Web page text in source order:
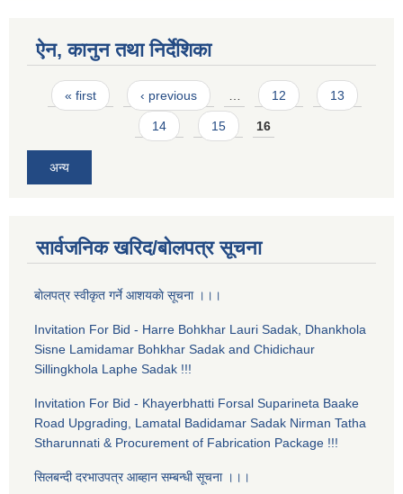
ऐन, कानुन तथा निर्देशिका
Pages
« first ‹ previous 12 13
14 15 16
अन्य
सार्वजनिक खरिद/बोलपत्र सूचना
बाेलपत्र स्वीकृत गर्ने आशयकाे सूचना ।।।
Invitation For Bid - Harre Bohkhar Lauri Sadak, Dhankhola
Sisne Lamidamar Bohkhar Sadak and Chidichaur
Sillingkhola Laphe Sadak !!!
Invitation For Bid - Khayerbhatti Forsal Suparineta Baake
Road Upgrading, Lamatal Badidamar Sadak Nirman Tatha
Stharunnati & Procurement of Fabrication Package !!!
सिलबन्दी दरभाउपत्र आब्हान सम्बन्धी सूचना ।।।